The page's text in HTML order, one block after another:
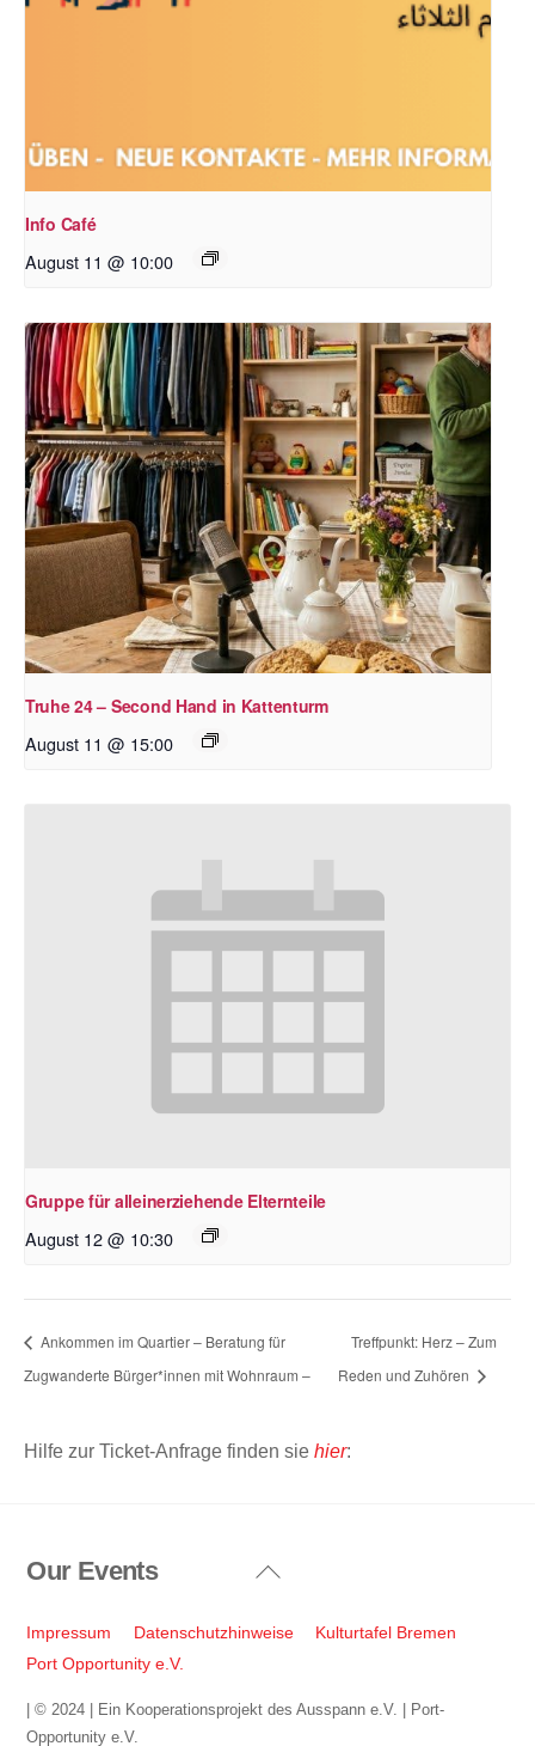
Info Café
August 11 @ 10:00
Truhe 24 – Second Hand in Kattenturm
August 11 @ 15:00
Gruppe für alleinerziehende Elternteile
August 12 @ 10:30
Ankommen im Quartier – Beratung für
Zugwanderte Bürger*innen mit Wohnraum –
Treffpunkt: Herz – Zum
Reden und Zuhören
Hilfe zur Ticket-Anfrage finden sie hier:
Back
Top
Our Events
Impressum Datenschutzhinweise
Kulturtafel Bremen
Port Opportunity e.V.
| © 2024 | Ein Kooperationsprojekt des Ausspann e.V. | Port-
Opportunity e.V.